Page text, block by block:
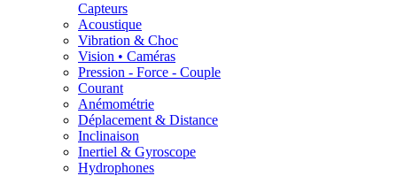
Capteurs
Acoustique
Vibration & Choc
Vision • Caméras
Pression - Force - Couple
Courant
Anémométrie
Déplacement & Distance
Inclinaison
Inertiel & Gyroscope
Hydrophones